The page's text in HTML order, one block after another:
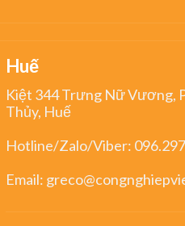
Huế
Kiệt 344 Trưng Nữ Vương,
Thủy, Huế
Hotline/Zalo/Viber:
Email: